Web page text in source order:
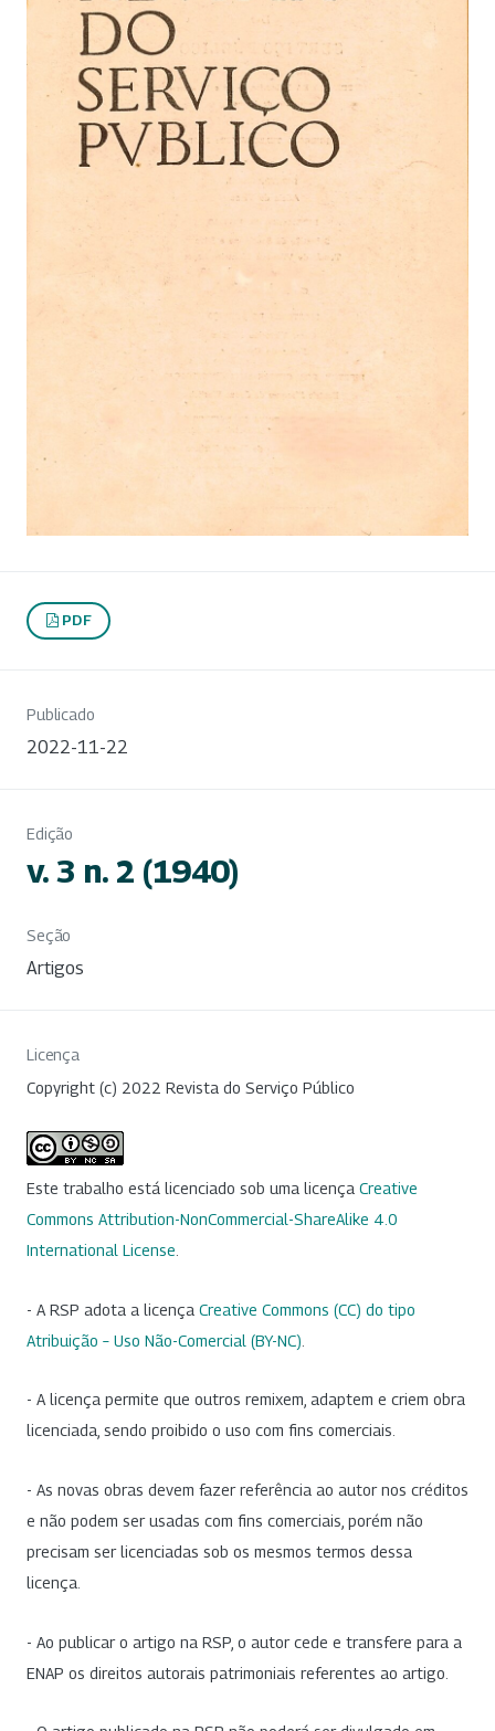
PDF
Publicado
2022-11-22
Edição
v. 3 n. 2 (1940)
Seção
Artigos
Licença
Copyright (c) 2022 Revista do Serviço Público
Este trabalho está licenciado sob uma licença Creative
Commons Attribution-NonCommercial-ShareAlike 4.0
International License
- A RSP adota a licença Creative Commons (CC) do tipo
Atribuição – Uso Não-Comercial (BY-NC)
- A licença permite que outros remixem, adaptem e criem obra
licenciada, sendo proibido o uso com fins comerciais.
- As novas obras devem fazer referência ao autor nos créditos
e não podem ser usadas com fins comerciais, porém não
precisam ser licenciadas sob os mesmos termos dessa
licença.
- Ao publicar o artigo na RSP, o autor cede e transfere para a
ENAP os direitos autorais patrimoniais referentes ao artigo.